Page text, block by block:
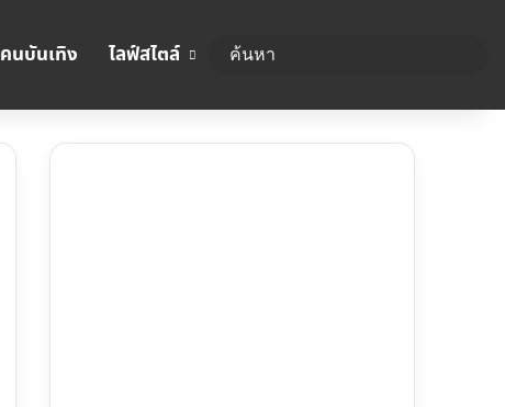
คนบันเทิง ไลฟ์สไตล์